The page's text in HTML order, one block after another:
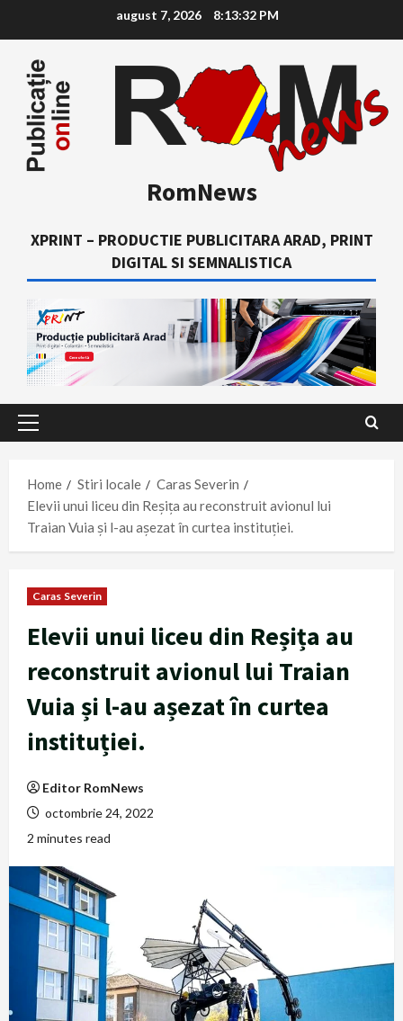
content
august 7, 2026 8:13:33 PM
RomNews
XPRINT – PRODUCTIE PUBLICITARA ARAD, PRINT
DIGITAL SI SEMNALISTICA
Primary
Home
Stiri locale
Caras Severin
Elevii unui liceu din Reșița au reconstruit avionul lui
Traian Vuia și l-au așezat în curtea instituției.
Caras Severin
Elevii unui liceu din Reșița au
reconstruit avionul lui Traian
Vuia și l-au așezat în curtea
instituției.
Editor RomNews
octombrie 24, 2022
2 minutes read